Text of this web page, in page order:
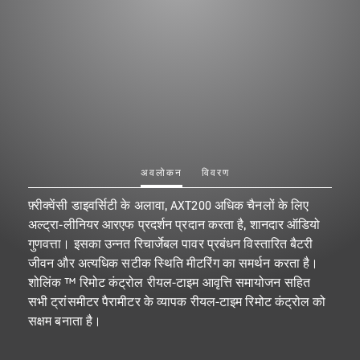
अवलोकन विवरण
फ़्रीक्वेंसी डाइवर्सिटी के अलावा, AXT200 अधिक चैनलों के लिए
अल्ट्रा-लीनियर आरएफ प्रदर्शन प्रदान करता है, शानदार ऑडियो
गुणवत्ता। इसका उन्नत रिचार्जेबल पावर प्रबंधन विस्तारित बैटरी
जीवन और अत्यधिक सटीक स्थिति मीटरिंग का समर्थन करता है।
शोलिंक ™ रिमोट कंट्रोल रीयल-टाइम आवृत्ति समायोजन सहित
सभी ट्रांसमीटर पैरामीटर के व्यापक रीयल-टाइम रिमोट कंट्रोल को
सक्षम बनाता है।